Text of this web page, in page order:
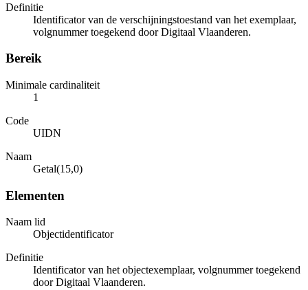
Definitie
Identificator van de verschijningstoestand van het exemplaar,
volgnummer toegekend door Digitaal Vlaanderen.
Bereik
Minimale cardinaliteit
1
Code
UIDN
Naam
Getal(15,0)
Elementen
Naam lid
Objectidentificator
Definitie
Identificator van het objectexemplaar, volgnummer toegekend
door Digitaal Vlaanderen.